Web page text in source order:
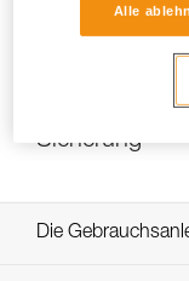
Auswechseln
Sicherung
Die
Alle